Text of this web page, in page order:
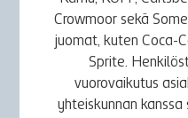
Crowmoor sekä
juomat, kuten Coca-
Sprite.
vuorovaikutus
yhteiskunnan